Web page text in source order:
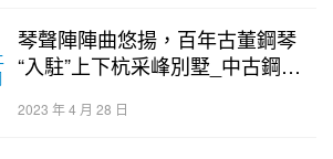
琴聲陣陣曲悠揚，百年古董鋼琴
“入駐”上下杭采峰別墅_中古鋼琴
心
2023 年 4 月 28 日